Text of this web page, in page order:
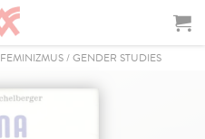
FEMINIZMUS / GENDER STUDIES